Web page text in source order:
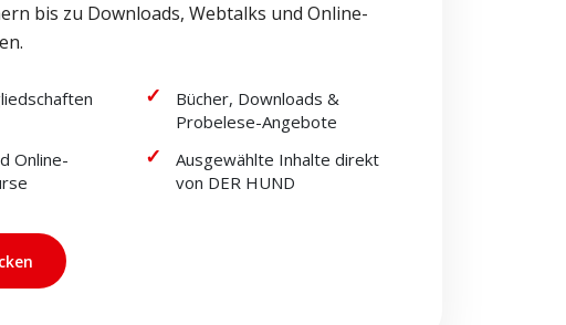
bis zu Downloads, Webtalks und Online-
Bücher, Downloads &
Probelese-Angebote
Online-
Ausgewählte Inhalte direkt
von DER HUND